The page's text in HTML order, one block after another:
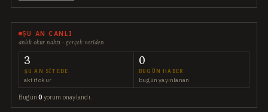
ŞU AN CANLI
anlık okur nabzı · gerçek veriden
3
ŞU AN SITEDE
aktif okur
0
BUGÜN HABER
bugün yayınlanan
Bugün0 yorum onaylandı.